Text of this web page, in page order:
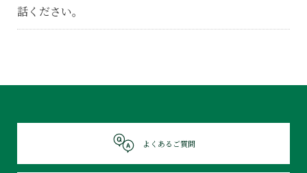
話ください。
よくあるご質問